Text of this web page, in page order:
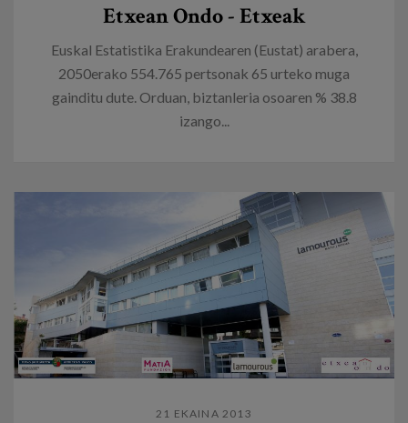
Etxean Ondo - Etxeak
Euskal Estatistika Erakundearen (Eustat) arabera,
2050erako 554.765 pertsonak 65 urteko muga
gainditu dute. Orduan, biztanleria osoaren % 38.8
izango...
21 EKAINA 2013